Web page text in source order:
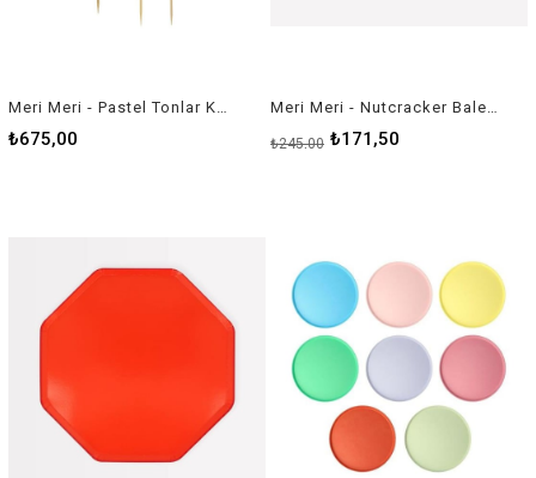
Meri Meri - Pastel Tonlar Kurdele Pasta Süsü
₺675,00
Meri Meri - Nutcracker Bale Geçici Dövmeler
₺171,50
₺245,00